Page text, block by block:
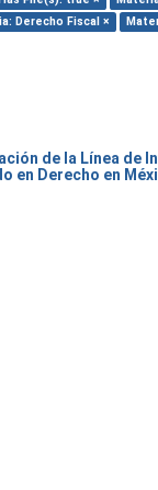
Derecho Fiscal ×
de la Línea de
en Derecho en